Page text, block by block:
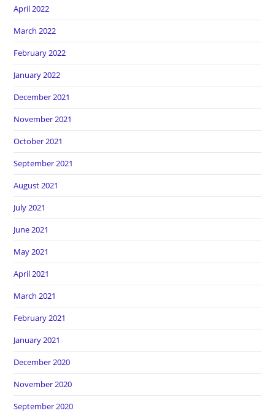
April 2022
March 2022
February 2022
January 2022
December 2021
November 2021
October 2021
September 2021
August 2021
July 2021
June 2021
May 2021
April 2021
March 2021
February 2021
January 2021
December 2020
November 2020
September 2020